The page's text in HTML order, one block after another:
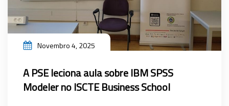
Novembro 4, 2025
A PSE leciona aula sobre IBM SPSS
Modeler no ISCTE Business School